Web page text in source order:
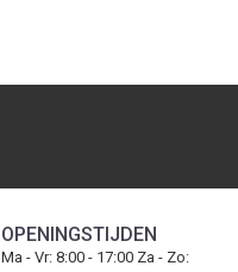
OPENINGSTIJDEN
Ma - Vr: 8:00 - 17:00 Za - Zo: